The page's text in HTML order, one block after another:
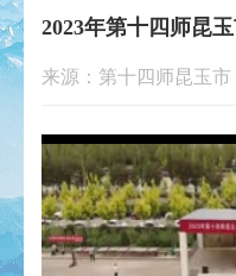
2023年第十四师昆
来源：第十四师昆玉市